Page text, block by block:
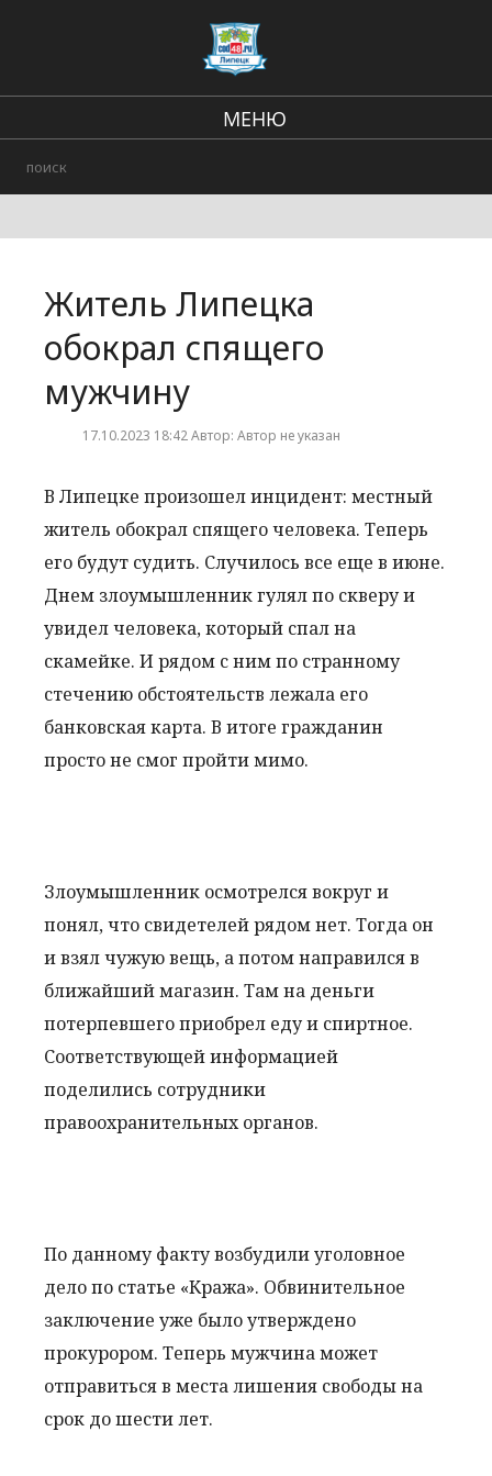
МЕНЮ
Городские события
Житель Липецка
обокрал спящего
мужчину
17.10.2023 18:42 Автор: Автор не указан
В Липецке произошел инцидент: местный
житель обокрал спящего человека. Теперь
его будут судить. Случилось все еще в июне.
Днем злоумышленник гулял по скверу и
увидел человека, который спал на
скамейке. И рядом с ним по странному
стечению обстоятельств лежала его
банковская карта. В итоге гражданин
просто не смог пройти мимо.
Злоумышленник осмотрелся вокруг и
понял, что свидетелей рядом нет. Тогда он
и взял чужую вещь, а потом направился в
ближайший магазин. Там на деньги
потерпевшего приобрел еду и спиртное.
Соответствующей информацией
поделились сотрудники
правоохранительных органов.
По данному факту возбудили уголовное
дело по статье «Кража». Обвинительное
заключение уже было утверждено
прокурором. Теперь мужчина может
отправиться в места лишения свободы на
срок до шести лет.